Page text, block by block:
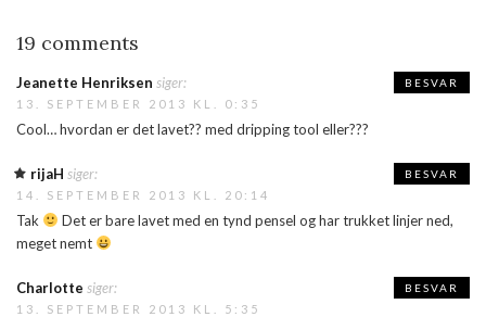
19 comments
Jeanette Henriksen siger:
13. SEPTEMBER 2013 KL. 0:35
Cool… hvordan er det lavet?? med dripping tool eller???
BESVAR
rijaH siger:
14. SEPTEMBER 2013 KL. 20:14
Tak
Det er bare lavet med en tynd pensel og har trukket linjer ned,
meget nemt
BESVAR
Charlotte siger:
13. SEPTEMBER 2013 KL. 5:35
BESVAR